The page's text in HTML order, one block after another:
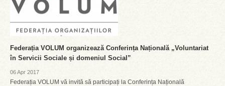
Federația VOLUM organizează Conferința Națională „Voluntariat
în Servicii Sociale și domeniul Social”
06 Apr 2017
Federația VOLUM vă invită să participați la Conferința Națională